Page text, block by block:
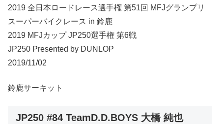
2019 全日本ロードレース選手権 第51回 MFJグランプリ
スーパーバイクレース in 鈴鹿
2019 MFJカップ JP250選手権 第6戦
JP250 Presented by DUNLOP
2019/11/02
鈴鹿サーキット
JP250 #84 TeamD.D.BOYS 大橋 純也